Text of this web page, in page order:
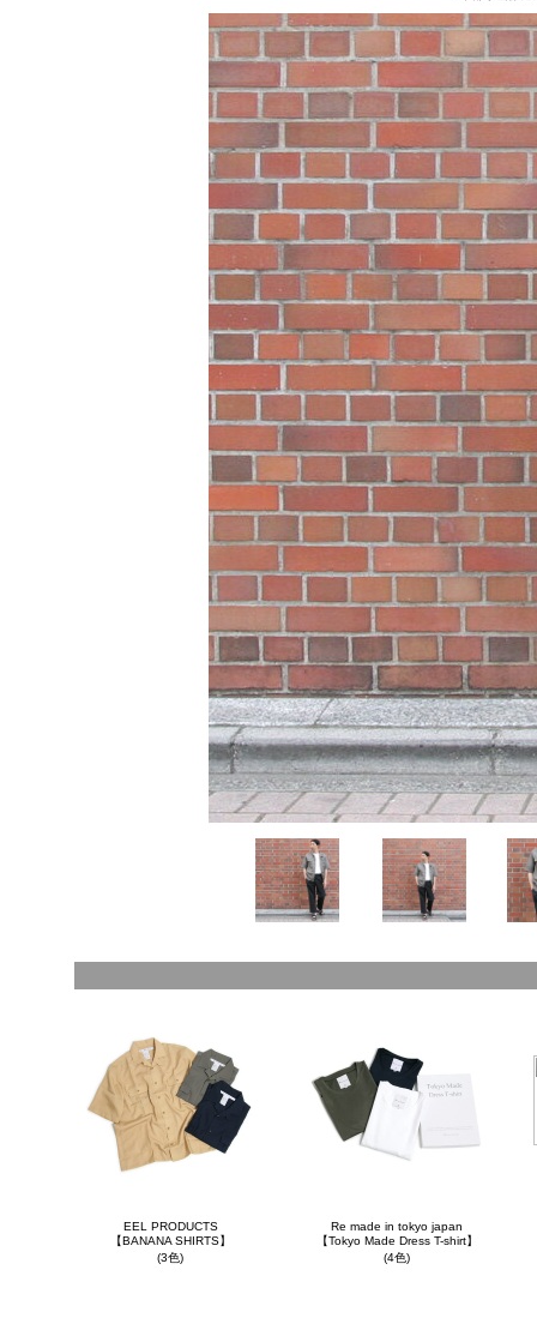
EEL PRODUCTS
【BANANA SHIRTS】
(3色)
Re made in tokyo japan
【Tokyo Made Dress T-shirt】
(4色)